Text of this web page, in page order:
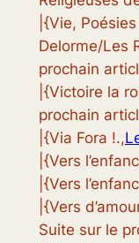
|{Vie,
Delorme/Les
prochain
|{Victoire la
prochain
|{Via Fora !.,
|{Vers
|{Vers
|{Vers
Suite sur le